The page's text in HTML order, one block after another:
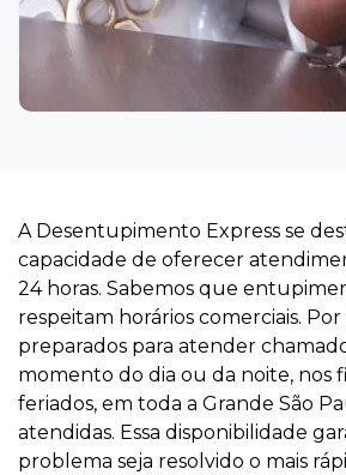
A Desentupimento Express se
capacidade de oferecer
24 horas. Sabemos que
respeitam horários comerciais. Por
preparados para atender
momento do dia ou da noite, nos
feriados, em toda a Grande São
atendidas. Essa disponibilidade
problema seja resolvido o mais